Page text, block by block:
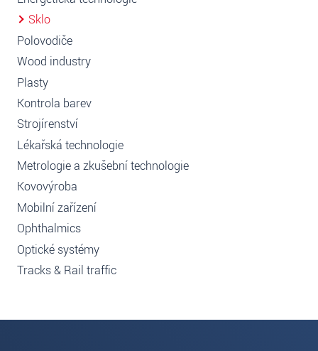
Sklo
Polovodiče
Wood industry
Plasty
Kontrola barev
Strojírenství
Lékařská technologie
Metrologie a zkušební technologie
Kovovýroba
Mobilní zařízení
Ophthalmics
Optické systémy
Tracks & Rail traffic